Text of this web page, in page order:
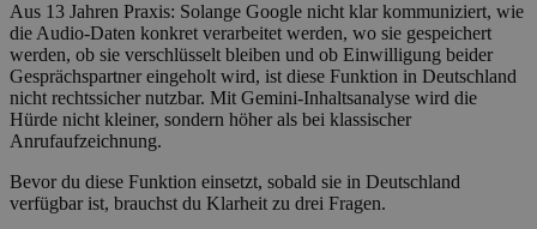
Aus 13 Jahren Praxis: Solange Google nicht klar kommuniziert, wie
die Audio-Daten konkret verarbeitet werden, wo sie gespeichert
werden, ob sie verschlüsselt bleiben und ob Einwilligung beider
Gesprächspartner eingeholt wird, ist diese Funktion in Deutschland
nicht rechtssicher nutzbar. Mit Gemini-Inhaltsanalyse wird die
Hürde nicht kleiner, sondern höher als bei klassischer
Anrufaufzeichnung.
Bevor du diese Funktion einsetzt, sobald sie in Deutschland
verfügbar ist, brauchst du Klarheit zu drei Fragen.